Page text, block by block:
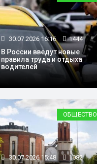
30.07.2026 16:16 1444
В России введут новые
правила труда и отдыха
водителей
ОБЩЕСТВО
30.07.2026 15:48 1082